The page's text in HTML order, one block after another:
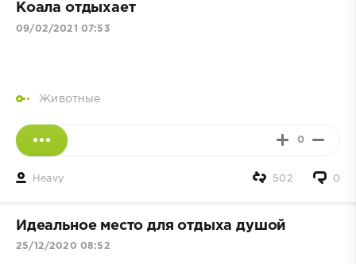
Коала отдыхает
09/02/2021 07:53
Животные
0
Heavy 0
502
Идеальное место для отдыха душой
25/12/2020 08:52